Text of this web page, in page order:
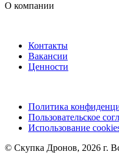
О компании
Контакты
Вакансии
Ценности
Политика
Пользовательское
Использование
©️ Скупка Дронов, 2026 г.